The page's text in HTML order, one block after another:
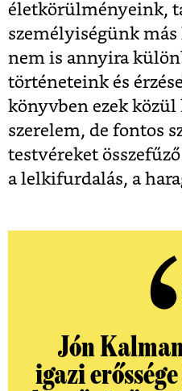
életkörülményeink,
személyiségünk
nem is annyira
történeteink és
könyvben ezek
szerelem, de fontos
testvéreket összefűző
a lelkifurdalás, a
Jón
igazi